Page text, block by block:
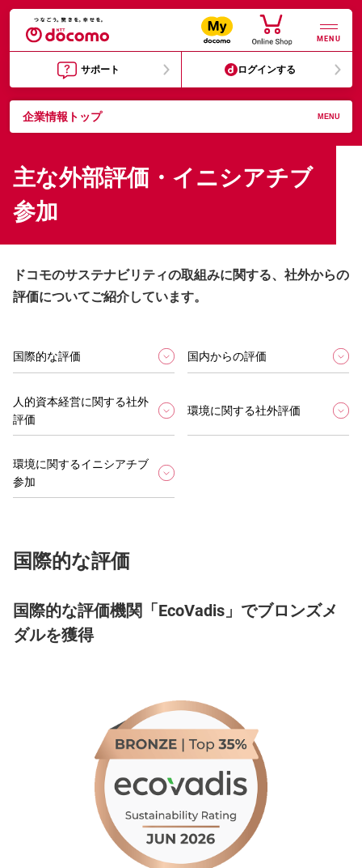
MENU
サポート ログインする
企業情報トップ MENU
主な外部評価・イニシアチブ
参加
ドコモのサステナビリティの取組みに関する、社外からの
評価についてご紹介しています。
国際的な評価 国内からの評価
人的資本経営に関する社外
評価
環境に関する社外評価
環境に関するイニシアチブ
参加
国際的な評価
国際的な評価機関「EcoVadis」でブロンズメ
ダルを獲得